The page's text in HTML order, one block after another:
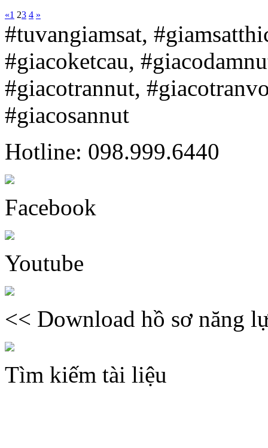
«1 23 4 »
#tuvangiamsat,
#giacoketcau,
#giacotrannut,
#giacosannut
Hotline: 098.999.6440
Facebook
Youtube
<< Download hồ sơ năng
Tìm kiếm tài liệu